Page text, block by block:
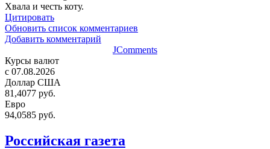
Хвала и честь коту.
Цитировать
Обновить список комментариев
Добавить комментарий
JComments
Курсы валют
c 07.08.2026
Доллар США
81,4077 руб.
Евро
94,0585 руб.
Российская газета